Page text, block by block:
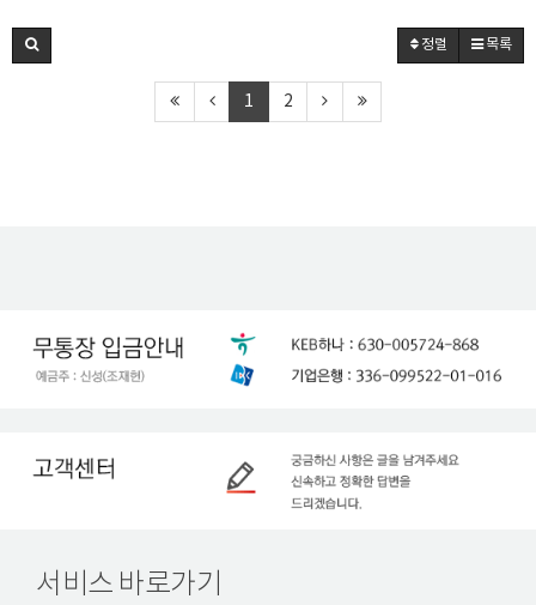
정렬 목록
1 2
서비스 바로가기